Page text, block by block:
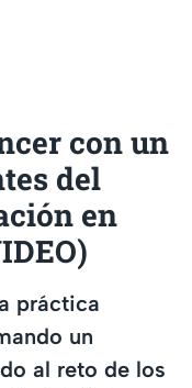
con un
del
en
práctica
un
al reto de los